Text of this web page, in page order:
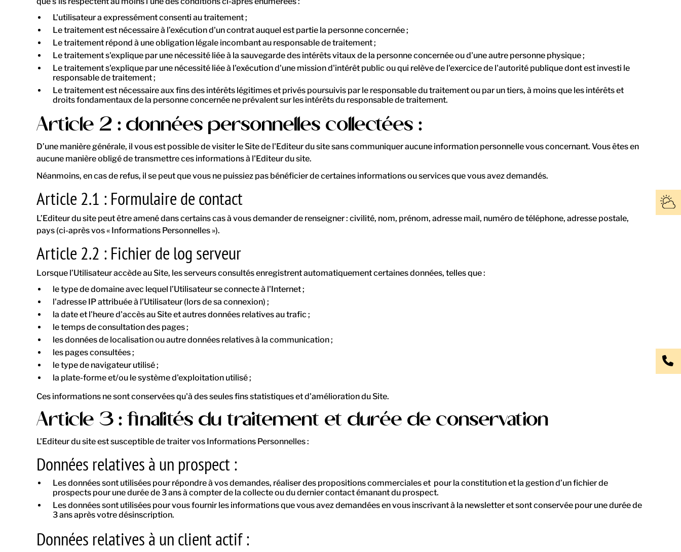
L'utilisateur a expressément consenti au traitement ;
Le traitement est nécessaire à l’exécution d'un contrat auquel est partie la personne concernée ;
Le traitement répond à une obligation légale incombant au responsable de traitement ;
Le traitement s'explique par une nécessité liée à la sauvegarde des intérêts vitaux de la personne concernée ou d'une autre personne physique ;
Le traitement s'explique par une nécessité liée à l'exécution d'une mission d'intérêt public ou qui relève de l'exercice de l'autorité publique dont est investi le
responsable de traitement ;
Le traitement est nécessaire aux fins des intérêts légitimes et privés poursuivis par le responsable du traitement ou par un tiers, à moins que les intérêts et
droits fondamentaux de la personne concernée ne prévalent sur les intérêts du responsable de traitement.
Article 2 : données personnelles collectées :
D’une manière générale, il vous est possible de visiter le Site de l'Editeur du site sans communiquer aucune information personnelle vous concernant. Vous êtes en
aucune manière obligé de transmettre ces informations à l'Editeur du site.
Néanmoins, en cas de refus, il se peut que vous ne puissiez pas bénéficier de certaines informations ou services que vous avez demandés.
Article 2.1 : Formulaire de contact
L’Editeur du site peut être amené dans certains cas à vous demander de renseigner : civilité, nom, prénom, adresse mail, numéro de téléphone, adresse postale,
pays (ci-après vos « Informations Personnelles »).
Article 2.2 : Fichier de log serveur
Lorsque l’Utilisateur accède au Site, les serveurs consultés enregistrent automatiquement certaines données, telles que :
le type de domaine avec lequel l’Utilisateur se connecte à l'Internet ;
l'adresse IP attribuée à l’Utilisateur (lors de sa connexion) ;
la date et l'heure d'accès au Site et autres données relatives au trafic ;
le temps de consultation des pages ;
les données de localisation ou autre données relatives à la communication ;
les pages consultées ;
le type de navigateur utilisé ;
la plate-forme et/ou le système d'exploitation utilisé ;
Ces informations ne sont conservées qu'à des seules fins statistiques et d'amélioration du Site.
Article 3 : finalités du traitement et durée de conservation
L'Editeur du site est susceptible de traiter vos Informations Personnelles :
Données relatives à un prospect :
Les données sont utilisées pour répondre à vos demandes, réaliser des propositions commerciales et pour la constitution et la gestion d’un fichier de
prospects pour une durée de 3 ans à compter de la collecte ou du dernier contact émanant du prospect.
Les données sont utilisées pour vous fournir les informations que vous avez demandées en vous inscrivant à la newsletter et sont conservée pour une durée de
3 ans après votre désinscription.
Données relatives à un client actif :